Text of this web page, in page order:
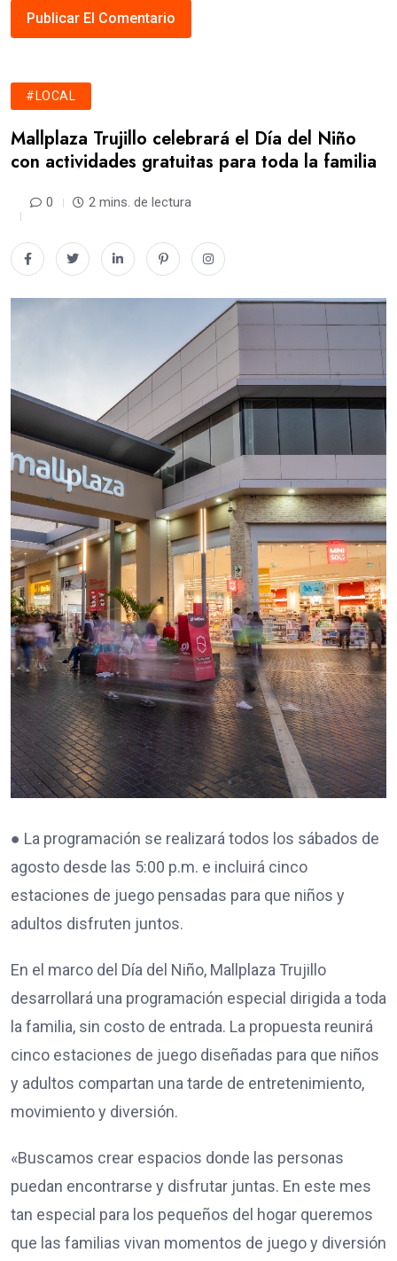
#LOCAL
Mallplaza Trujillo celebrará el Día del Niño
con actividades gratuitas para toda la familia
0 2 mins. de lectura
● La programación se realizará todos los sábados de
agosto desde las 5:00 p.m. e incluirá cinco
estaciones de juego pensadas para que niños y
adultos disfruten juntos.
En el marco del Día del Niño, Mallplaza Trujillo
desarrollará una programación especial dirigida a toda
la familia, sin costo de entrada. La propuesta reunirá
cinco estaciones de juego diseñadas para que niños
y adultos compartan una tarde de entretenimiento,
movimiento y diversión.
«Buscamos crear espacios donde las personas
puedan encontrarse y disfrutar juntas. En este mes
tan especial para los pequeños del hogar queremos
que las familias vivan momentos de juego y diversión